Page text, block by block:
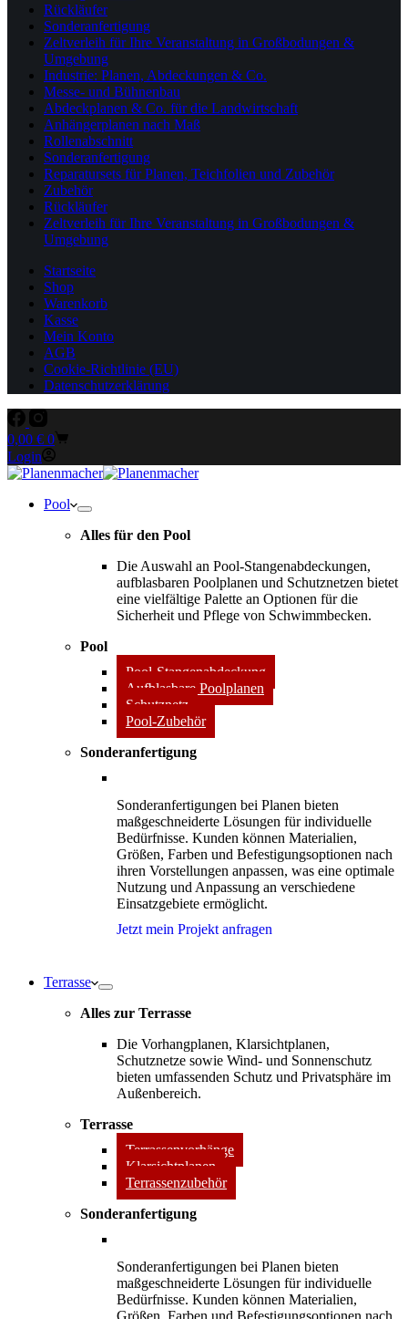
Rückläufer
Sonderanfertigung
Zeltverleih für Ihre Veranstaltung in Großbodungen &
Umgebung
Industrie: Planen, Abdeckungen & Co.
Messe- und Bühnenbau
Abdeckplanen & Co. für die Landwirtschaft
Anhängerplanen nach Maß
Rollenabschnitt
Sonderanfertigung
Reparatursets für Planen, Teichfolien und Zubehör
Zubehör
Rückläufer
Zeltverleih für Ihre Veranstaltung in Großbodungen &
Umgebung
Startseite
Shop
Warenkorb
Kasse
Mein Konto
AGB
Cookie-Richtlinie (EU)
Datenschutzerklärung
Warenkorb
0,00 € 0
Login
Pool
Alles für den Pool
Die Auswahl an Pool-Stangenabdeckungen,
aufblasbaren Poolplanen und Schutznetzen bietet
eine vielfältige Palette an Optionen für die
Sicherheit und Pflege von Schwimmbecken.
Pool
Pool-Stangenabdeckung
Aufblasbare Poolplanen
Schutznetz
Pool-Zubehör
Sonderanfertigung
Sonderanfertigungen bei Planen bieten
maßgeschneiderte Lösungen für individuelle
Bedürfnisse. Kunden können Materialien,
Größen, Farben und Befestigungsoptionen nach
ihren Vorstellungen anpassen, was eine optimale
Nutzung und Anpassung an verschiedene
Einsatzgebiete ermöglicht.
Jetzt mein Projekt anfragen
Terrasse
Alles zur Terrasse
Die Vorhangplanen, Klarsichtplanen,
Schutznetze sowie Wind- und Sonnenschutz
bieten umfassenden Schutz und Privatsphäre im
Außenbereich.
Terrasse
Terrassenvorhänge
Klarsichtplanen
Terrassenzubehör
Sonderanfertigung
Sonderanfertigungen bei Planen bieten
maßgeschneiderte Lösungen für individuelle
Bedürfnisse. Kunden können Materialien,